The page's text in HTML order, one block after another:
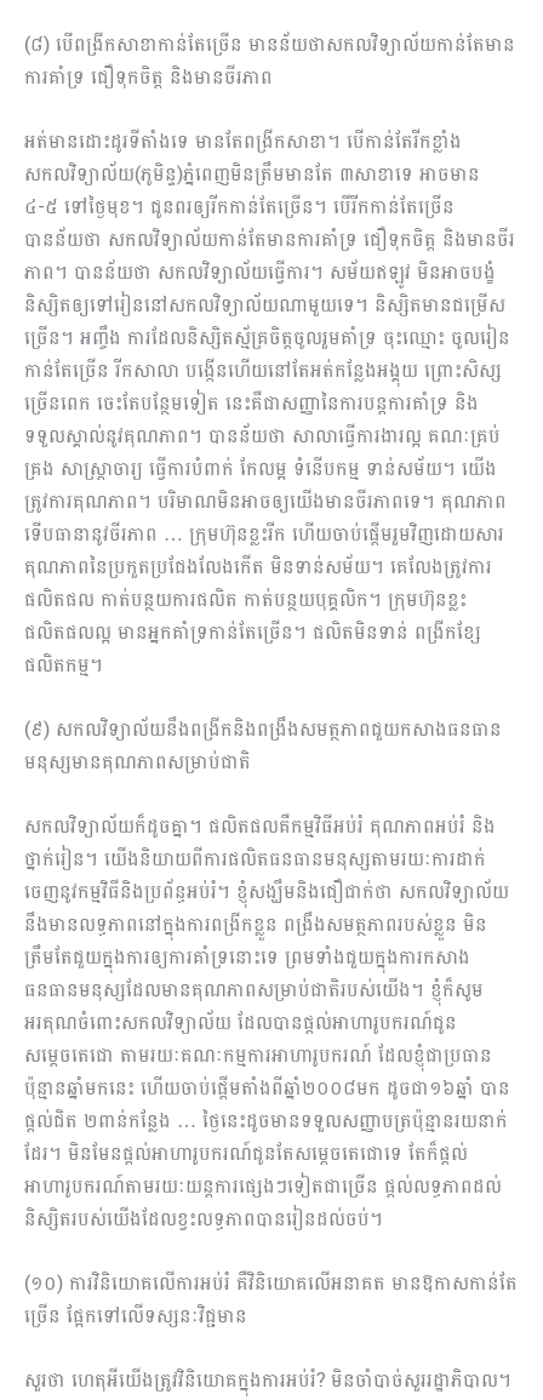
(៨) បើពង្រីកសាខាកាន់តែច្រើន មានន័យថាសកលវិទ្យាល័យកាន់តែមាន
ការគាំទ្រ ជឿទុកចិត្ត និងមានចីរភាព
អត់មានដោះដូរទីតាំងទេ មានតែពង្រីកសាខា។ បើកាន់តែរីកខ្លាំង
សកលវិទ្យាល័យ(ភូមិន្ទ)ភ្នំពេញមិនត្រឹមមានតែ ៣សាខាទេ អាចមាន
៤-៥ ទៅថ្ងៃមុខ។ ជូនពរឲ្យរីកកាន់តែច្រើន។ បើរីកកាន់តែច្រើន
បានន័យថា សកលវិទ្យាល័យកាន់តែមានការគាំទ្រ ជឿទុកចិត្ត និងមានចីរ
ភាព។ បានន័យថា សកលវិទ្យាល័យធ្វើការ។ សម័យឥឡូវ មិនអាចបង្ខំ
និស្សិតឲ្យទៅរៀននៅសកលវិទ្យាល័យណាមួយទេ។ និស្សិតមានជម្រើស
ច្រើន។ អញ្ចឹង ការដែលនិស្សិតស្ម័គ្រចិត្តចូលរួមគាំទ្រ ចុះឈ្មោះ ចូលរៀន
កាន់តែច្រើន រីកសាលា បង្កើនហើយនៅតែអត់កន្លែងអង្គុយ ព្រោះសិស្ស
ច្រើនពេក ចេះតែបន្ថែមទៀត នេះគឺជាសញ្ញានៃការបន្តការគាំទ្រ​ និង
ទទួលស្គាល់នូវគុណភាព។ បានន័យថា សាលាធ្វើការងារល្អ គណៈគ្រប់
គ្រង សាស្រ្តាចារ្យ ធ្វើការបំពាក់ កែលម្អ ទំនើបកម្ម ទាន់សម័យ។ យើង
ត្រូវការគុណភាព។ បរិមាណមិនអាចឲ្យយើងមានចីរភាពទេ។ គុណភាព
ទើបធានានូវចីរភាព … ក្រុមហ៊ុនខ្លះរីក ហើយចាប់ផ្ដើមរួមវិញដោយសារ
គុណភាពនៃប្រកួតប្រជែងលែងកើត មិនទាន់សម័យ។ គេលែងត្រូវការ
ផលិតផល កាត់បន្ថយការផលិត កាត់បន្ថយបុគ្គលិក។ ក្រុមហ៊ុនខ្លះ
ផលិតផលល្អ មានអ្នកគាំទ្រកាន់តែច្រើន។ ផលិតមិនទាន់ ពង្រីកខ្សែ
ផលិតកម្ម។
(៩) សកលវិទ្យាល័យនឹងពង្រីកនិងពង្រឹងសមត្ថភាពជួយកសាងធនធាន
មនុស្សមានគុណភាពសម្រាប់ជាតិ
សកលវិទ្យាល័យក៏ដូចគ្នា។ ផលិត​ផលគឺកម្មវិធីអប់រំ គុណភាពអប់រំ និង
ថ្នាក់រៀន។ យើងនិយាយពីការផលិតធនធានមនុស្សតាមរយៈការដាក់
ចេញនូវកម្មវិធីនិងប្រព័ន្ធអប់រំ។ ខ្ញុំសង្ឃឹមនិងជឿជាក់ថា សកលវិទ្យាល័យ
នឹងមានលទ្ធភាពនៅក្នុងការពង្រីកខ្លួន ពង្រឹងសមត្ថភាពរបស់ខ្លួន មិន
ត្រឹមតែជួយក្នុងការឲ្យការគាំទ្រនោះទេ ព្រមទាំងជួយក្នុងការកសាង
ធនធានមនុស្សដែលមានគុណភាពសម្រាប់ជាតិរបស់យើង។ ខ្ញុំក៏សូម
អរគុណចំពោះសកលវិទ្យាល័យ ដែលបានផ្ដល់អាហារូបករណ៍ជូន
សម្ដេចតេជោ តាមរយៈគណៈកម្មការអាហារូបករណ៍ ដែលខ្ញុំជាប្រធាន
ប៉ុន្មានឆ្នាំមកនេះ ហើយចាប់ផ្ដើមតាំងពីឆ្នាំ២០០៨មក ដូចជា១៦ឆ្នាំ បាន
ផ្តល់ជិត​ ២ពាន់កន្លែង … ថ្ងៃនេះដូចមានទទួលសញ្ញាបត្រប៉ុន្មានរយនាក់
ដែរ។ មិនមែនផ្ដល់អាហារូបករណ៍ជូនតែសម្ដេចតេជោទេ តែក៏ផ្ដល់
អាហារូបករណ៍តាមរយៈយន្តការផ្សេងៗទៀតជាច្រើន ផ្ដល់លទ្ធភាពដល់
និស្សិតរបស់យើងដែលខ្វះលទ្ធភាពបានរៀនដល់ចប់។
(១០) ការវិនិយោគលើការអប់រំ គឺវិនិយោគលើអនាគត មានឱកាសកាន់តែ
ច្រើន ផ្អែកទៅលើទស្សនៈវិជ្ជមាន
សួរថា ហេតុអីយើងត្រូវវិនិយោគក្នុងការអប់រំ? មិនចាំបាច់សួររដ្ឋាភិបាល។